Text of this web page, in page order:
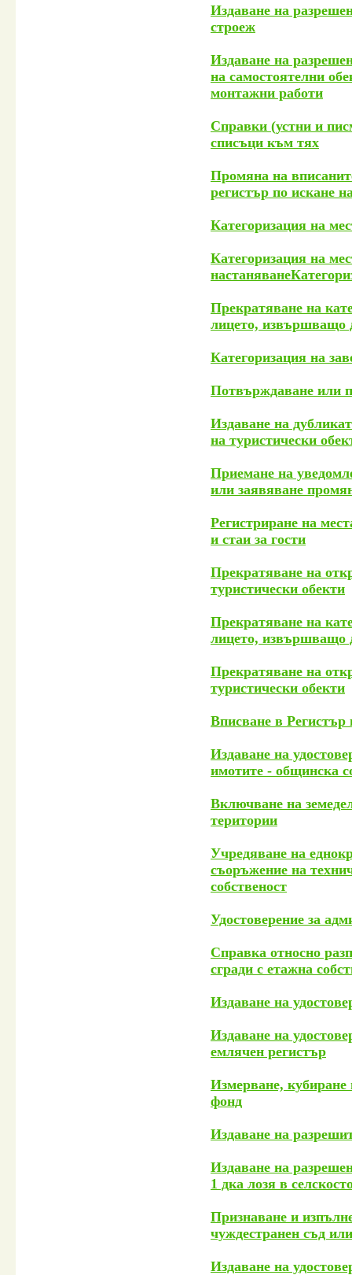
Издаване на
строеж
Издаване на
на самостоятелни
монтажни работи
Справки (устни и
списъци към тях
Промяна на
регистър по искане
Категоризация на
Категоризация на
Прекратяване на
лицето, извършващо
Категоризация на
Потвърждаване или
Издаване на
на туристически
Приемане на
или заявяване
Регистриране на
и стаи за гости
Прекратяване на
туристически обекти
Прекратяване на
лицето, извършващо
Прекратяване на
туристически обекти
Вписване в Регистър
Издаване на
имотите - общинска
Включване на
територии
Учредяване на
съоръжение на
собственост
Удостоверение за
Справка относно
сгради с етажна
Издаване на
Издаване на
емлячен регистър
Измерване, кубиране
фонд
Издаване на
Издаване на
1 дка лозя в
Признаване и
чуждестранен съд
Издаване на